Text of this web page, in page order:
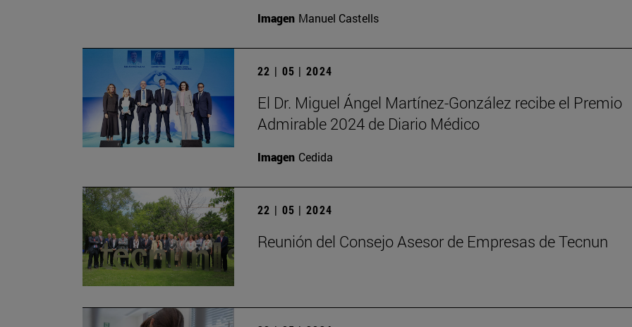
Imagen Manuel Castells
22 | 05 | 2024
El Dr. Miguel Ángel Martínez-González recibe el Premio
Admirable 2024 de Diario Médico
Imagen Cedida
22 | 05 | 2024
Reunión del Consejo Asesor de Empresas de Tecnun